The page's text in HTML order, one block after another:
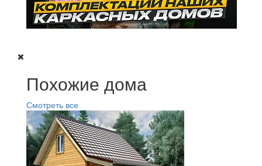
Похожие дома
Смотреть все